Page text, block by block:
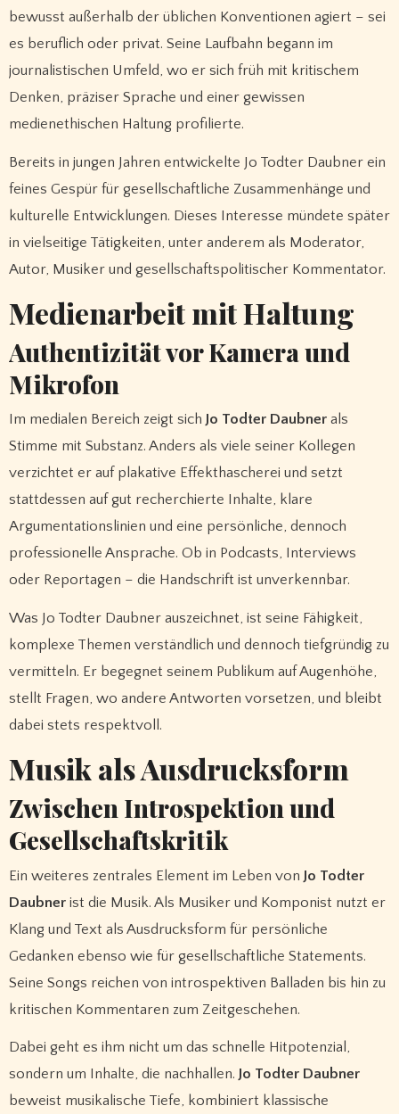
bewusst außerhalb der üblichen Konventionen agiert – sei
es beruflich oder privat. Seine Laufbahn begann im
journalistischen Umfeld, wo er sich früh mit kritischem
Denken, präziser Sprache und einer gewissen
medienethischen Haltung profilierte.
Bereits in jungen Jahren entwickelte Jo Todter Daubner ein
feines Gespür für gesellschaftliche Zusammenhänge und
kulturelle Entwicklungen. Dieses Interesse mündete später
in vielseitige Tätigkeiten, unter anderem als Moderator,
Autor, Musiker und gesellschaftspolitischer Kommentator.
Medienarbeit mit Haltung
Authentizität vor Kamera und
Mikrofon
Im medialen Bereich zeigt sich Jo Todter Daubnerals
Stimme mit Substanz. Anders als viele seiner Kollegen
verzichtet er auf plakative Effekthascherei und setzt
stattdessen auf gut recherchierte Inhalte, klare
Argumentationslinien und eine persönliche, dennoch
professionelle Ansprache. Ob in Podcasts, Interviews
oder Reportagen – die Handschrift ist unverkennbar.
Was Jo Todter Daubner auszeichnet, ist seine Fähigkeit,
komplexe Themen verständlich und dennoch tiefgründig zu
vermitteln. Er begegnet seinem Publikum auf Augenhöhe,
stellt Fragen, wo andere Antworten vorsetzen, und bleibt
dabei stets respektvoll.
Musik als Ausdrucksform
Zwischen Introspektion und
Gesellschaftskritik
Ein weiteres zentrales Element im Leben von Jo Todter
Daubnerist die Musik. Als Musiker und Komponist nutzt er
Klang und Text als Ausdrucksform für persönliche
Gedanken ebenso wie für gesellschaftliche Statements.
Seine Songs reichen von introspektiven Balladen bis hin zu
kritischen Kommentaren zum Zeitgeschehen.
Dabei geht es ihm nicht um das schnelle Hitpotenzial,
sondern um Inhalte, die nachhallen. Jo Todter Daubner
beweist musikalische Tiefe, kombiniert klassische